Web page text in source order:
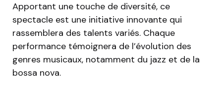
Apportant une touche de diversité, ce
spectacle est une initiative innovante qui
rassemblera des talents variés. Chaque
performance témoignera de l’évolution des
genres musicaux, notamment du jazz et de la
bossa nova.